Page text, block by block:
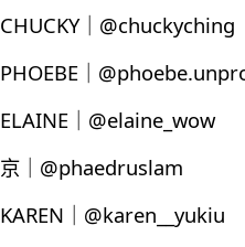
CHUCKY｜@chuckyching
PHOEBE｜
ELAINE｜@elaine_wow
京｜@phaedruslam
KAREN｜@karen__yukiu